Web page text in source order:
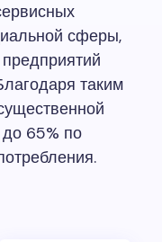
сферы,
таким
65% по